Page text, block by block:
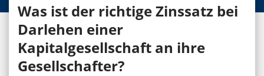
Was ist der richtige Zinssatz bei
Darlehen einer
Kapitalgesellschaft an ihre
Gesellschafter?